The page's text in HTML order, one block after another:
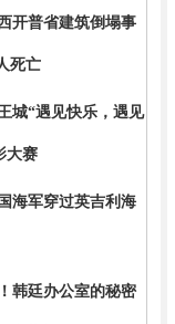
开普省建筑倒塌事
死亡
城“遇见快乐，遇见
大赛
海军穿过英吉利海
韩廷办公室的秘密